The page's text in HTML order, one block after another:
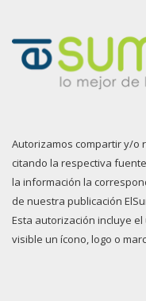
Autorizamos compartir y/o
citando la respectiva
la información la
de nuestra publicación
Esta autorización incluye
visible un ícono, logo o